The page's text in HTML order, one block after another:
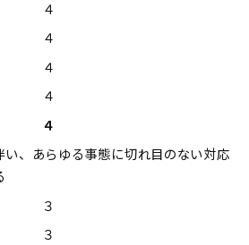
４
４
４
４
４
い、あらゆる事態に切れ目のない対応
３
３